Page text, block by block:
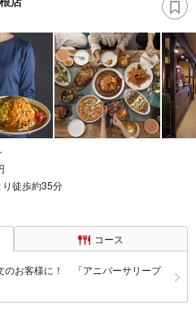
徒歩約35分
コース
のお客様に！ 「アニバーサリープ